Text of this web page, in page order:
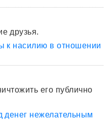
друзья.
к насилию в отношении
его публично
денег нежелательным